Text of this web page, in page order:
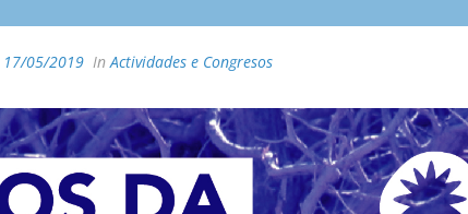
17/05/2019 InActividades e Congresos